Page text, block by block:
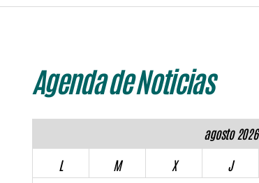
Agenda de Noticias
agosto 2026
L
M X J